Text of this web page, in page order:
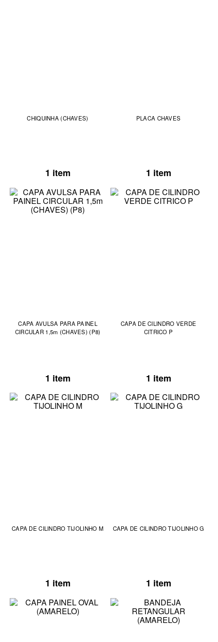
CHIQUINHA (CHAVES)
1 item
PLACA CHAVES
1 item
CAPA AVULSA PARA PAINEL
CIRCULAR 1,5m (CHAVES) (P8)
1 item
CAPA DE CILINDRO VERDE
CITRICO P
1 item
CAPA DE CILINDRO TIJOLINHO M
1 item
CAPA DE CILINDRO TIJOLINHO G
1 item